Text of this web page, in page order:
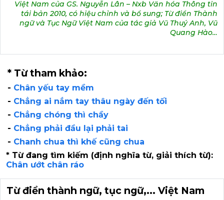
Việt Nam của GS. Nguyễn Lân – Nxb Văn hóa Thông tin
tái bản 2010, có hiệu chỉnh và bổ sung; Từ điển Thành
ngữ và Tục Ngữ Việt Nam của tác giả Vũ Thuý Anh, Vũ
Quang Hào…
* Từ tham khảo:
- Chân yếu tay mềm
- Chẳng ai nắm tay thâu ngày đến tối
- Chẳng chóng thì chầy
- Chẳng phải đầu lại phải tai
- Chanh chua thì khế cũng chua
* Từ đang tìm kiếm (định nghĩa từ, giải thích từ):
Chân ướt chân ráo
Từ điển thành ngữ, tục ngữ,... Việt Nam